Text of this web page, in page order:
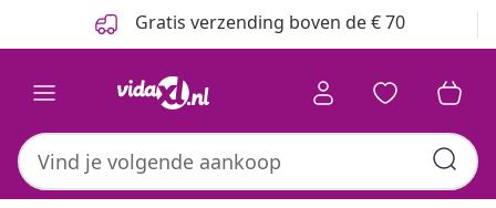
Gratis verzending boven de € 70